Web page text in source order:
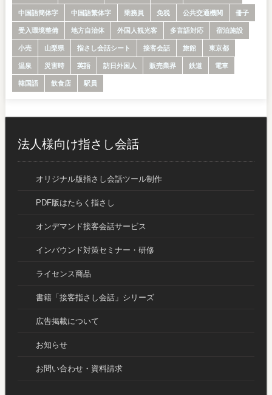
中国語簡体字
中国語繁体字 乗務員 免税 公共交通機関
冊子
受入環境整備
地方自治体 外国人観光客 多言語対応
宿泊施設
小売
山梨県 指さし会話シート 接客会話 旅館
東京都
温泉
災害時 英語 訪日外国人 販売業界 鉄道
電車
韓国語
飲食店 駅員
法人様向け指さし会話
オリジナル版指さし会話ツール制作
PDF版はたらく指さし
オンデマンド接客会話サービス
インバウンド対策セミナー・研修
ライセンス商品
書籍「接客指さし会話」シリーズ
広告掲載について
お知らせ
お問い合わせ・資料請求